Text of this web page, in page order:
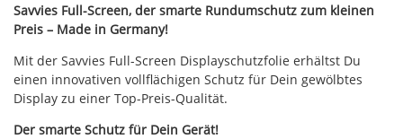
Savvies Full-Screen, der smarte Rundumschutz zum kleinen
Preis – Made in Germany!
Mit der Savvies Full-Screen Displayschutzfolie erhältst Du
einen innovativen vollflächigen Schutz für Dein gewölbtes
Display zu einer Top-Preis-Qualität.
Der smarte Schutz für Dein Gerät!